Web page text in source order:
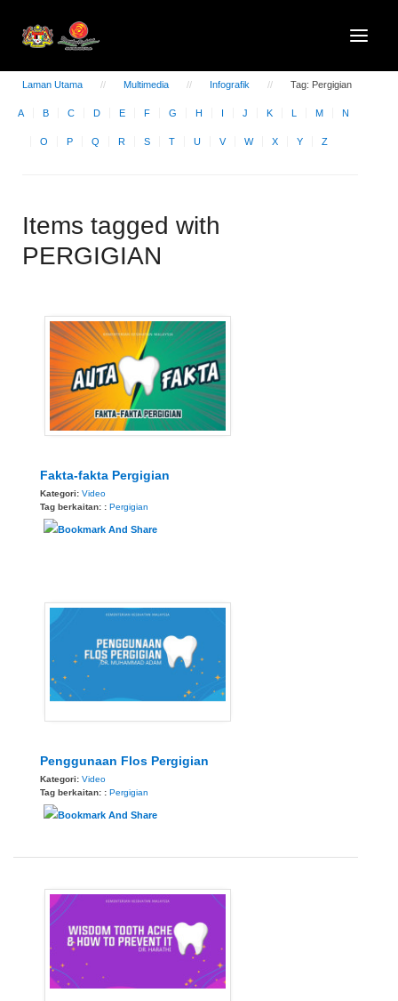
Laman Utama Multimedia Infografik Tag: Pergigian
A B C D E F G H I J K L M N
O P Q R S T U V W X Y Z
Items tagged with
PERGIGIAN
Fakta-fakta Pergigian
Kategori: Video
Tag berkaitan: : Pergigian
Penggunaan Flos Pergigian
Kategori: Video
Tag berkaitan: : Pergigian